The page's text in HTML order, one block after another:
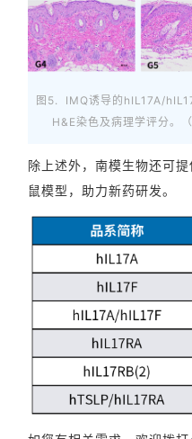
图5. IMQ诱导的hIL17A/
H&E染色及病理学评分。
除上述外，南模生物还可
鼠模型，助力新药研发。